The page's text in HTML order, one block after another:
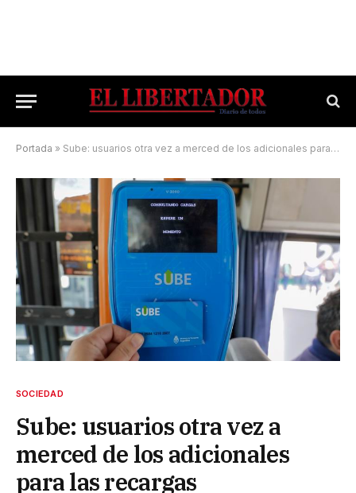
Portada » Sube: usuarios otra vez a merced de los adicionales para las recargas
SOCIEDAD
Sube: usuarios otra vez a
merced de los adicionales
para las recargas